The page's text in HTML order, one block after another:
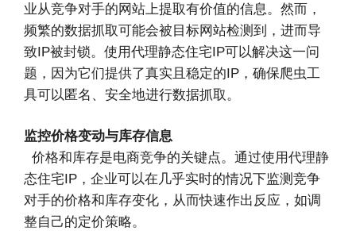
业从竞争对手的网站上提取有价值的信息。然而，
频繁的数据抓取可能会被目标网站检测到，进而导
致IP被封锁。使用代理静态住宅IP可以解决这一问
题，因为它们提供了真实且稳定的IP，确保爬虫工
具可以匿名、安全地进行数据抓取。
监控价格变动与库存信息
价格和库存是电商竞争的关键点。通过使用代理静
态住宅IP，企业可以在几乎实时的情况下监测竞争
对手的价格和库存变化，从而快速作出反应，如调
整自己的定价策略。